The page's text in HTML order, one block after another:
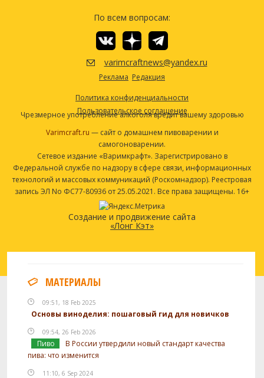
По всем вопросам:
varimcraftnews@yandex.ru
Реклама Редакция
Политика конфиденциальности
Пользовательское соглашение
Чрезмерное употребление алкоголя вредит вашему здоровью
Varimcraft.ru — сайт о домашнем пивоварении и
самогоноварении.
Сетевое издание «Варимкрафт». Зарегистрировано в
Федеральной службе по надзору в сфере связи, информационных
технологий и массовых коммуникаций (Роскомнадзор). Реестровая
запись ЭЛ No ФС77-80936 от 25.05.2021. Все права защищены. 16+
Создание и продвижение сайта
«Лонг Кэт»
МАТЕРИАЛЫ
09:51, 18 Feb 2025
Основы виноделия: пошаговый гид для новичков
09:54, 26 Feb 2026
Пиво
В России утвердили новый стандарт качества
пива: что изменится
11:10, 6 Sep 2024